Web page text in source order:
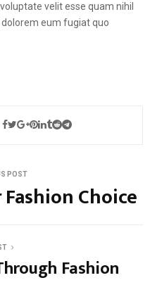
velit esse quam nihil
eum fugiat quo
POST
Choice
Fashion